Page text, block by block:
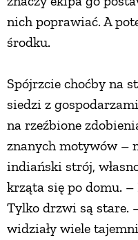
nich poprawiać. A
środku.
Spójrzcie choćby na
siedzi z
na rzeźbione
znanych motywów –
indiański strój,
krząta się po domu. –
Tylko drzwi są stare.
widziały wiele